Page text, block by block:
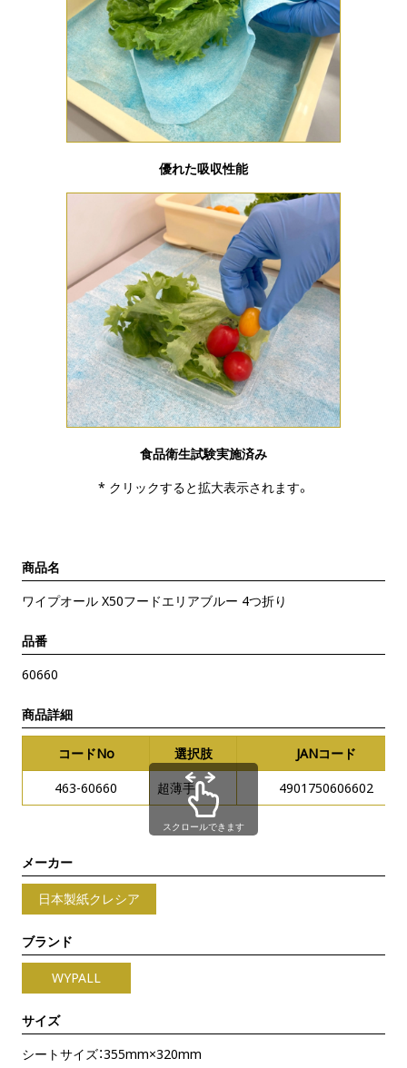
優れた吸収性能
食品衛生試験実施済み
* クリックすると拡大表示されます。
商品名
ワイプオール X50フードエリアブルー 4つ折り
品番
60660
商品詳細
コードNo 選択肢
JANコード
463-60660
超薄手 4901750606602
スクロールできます
メーカー
日本製紙クレシア
ブランド
WYPALL
サイズ
シートサイズ：355mm×320mm